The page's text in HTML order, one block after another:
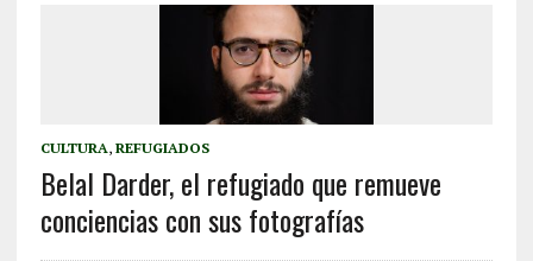
CULTURA, REFUGIADOS
Belal Darder, el refugiado que remueve
conciencias con sus fotografías